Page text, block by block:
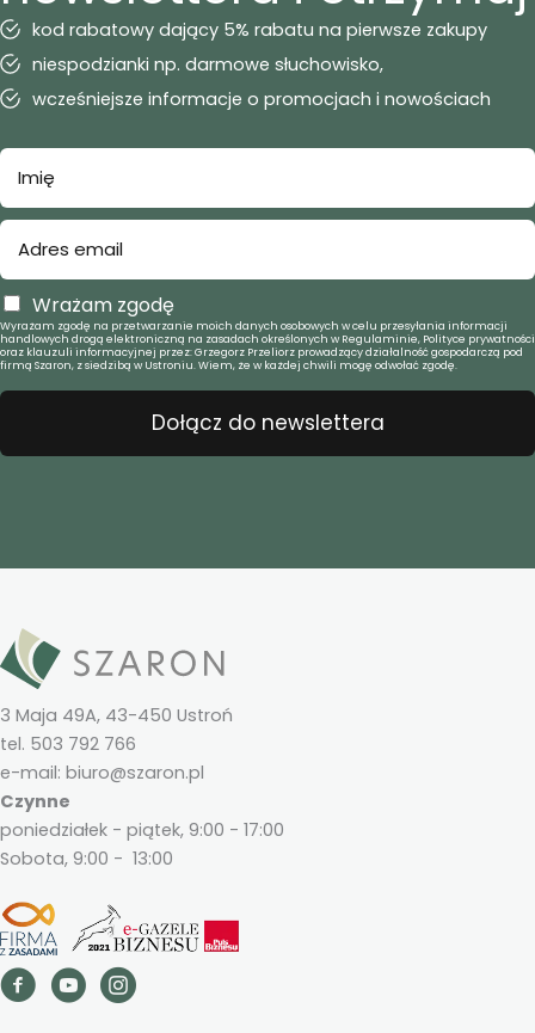
kod rabatowy dający 5% rabatu na pierwsze zakupy
niespodzianki np. darmowe słuchowisko,
wcześniejsze informacje o promocjach i nowościach
Wrażam zgodę
Wyrażam zgodę na przetwarzanie moich danych osobowych w celu przesyłania informacji
handlowych drogą elektroniczną na zasadach określonych w Regulaminie, Polityce prywatności
oraz klauzuli informacyjnej przez: Grzegorz Przeliorz prowadzący działalność gospodarczą pod
firmą Szaron, z siedzibą w Ustroniu. Wiem, że w każdej chwili mogę odwołać zgodę.
Dołącz do newslettera
3 Maja 49A, 43-450 Ustroń
tel. 503 792 766
e-mail: biuro@szaron.pl
Czynne
poniedziałek - piątek, 9:00 - 17:00
Sobota, 9:00 - 13:00